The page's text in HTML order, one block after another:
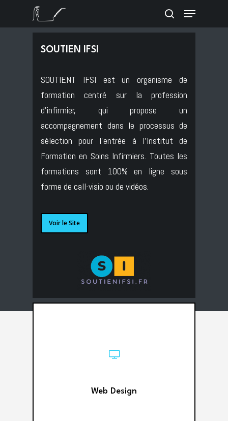
Menu
SOUTIEN IFSI
SOUTIENT IFSI est un organisme de
formation centré sur la profession
d'infirmier, qui propose un
accompagnement dans le processus de
sélection pour l'entrée à l'Institut de
Formation en Soins Infirmiers. Toutes les
formations sont 100% en ligne sous
forme de call-visio ou de vidéos.
Voir le Site
Web Design